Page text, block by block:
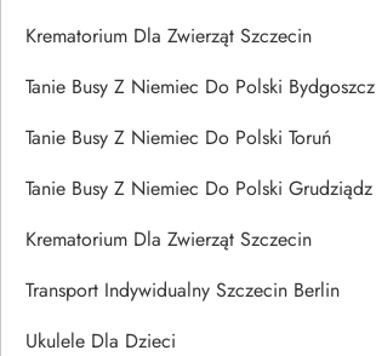
Krematorium Dla Zwierząt Szczecin
Tanie Busy Z Niemiec Do Polski Bydgoszcz
Tanie Busy Z Niemiec Do Polski Toruń
Tanie Busy Z Niemiec Do Polski Grudziądz
Krematorium Dla Zwierząt Szczecin
Transport Indywidualny Szczecin Berlin
Ukulele Dla Dzieci